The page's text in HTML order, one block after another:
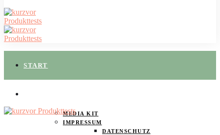
START
MEDIA KIT
IMPRESSUM
DATENSCHUTZ